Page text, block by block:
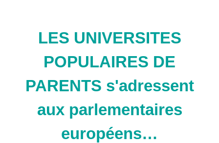
LES UNIVERSITES
POPULAIRES DE
PARENTS s'adressent
aux parlementaires
européens…